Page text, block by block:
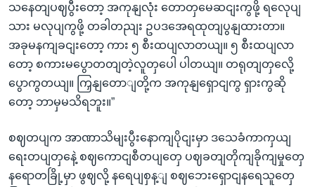
သနေတျပဈပွီးတော့ အကုနျလုံး တောတှမေဆငျးကွဖို့ ရလေုပျ
သား မလုပျကွဖို့ တခါတညျး ဥပဒအေရထုတျပွနျထားတာ။
အခုမနကျခငျးတော့ ကား ၅ စီးထပျလာတယျ။ ၅ စီးထပျလာ
တော့ စကားမပွောတတျတဲ့လူတှပေါ ပါတယျ။ တရုတျတှလေို့
ပွောကွတယျ။ ကြှနျတောျတို့က အကုနျရှောငျကွ ရှားကွဆို
တော့ ဘာမှမသိရဘူး။”
စဈတပျက အာဏာသိမျးပွီးနောကျပိုငျးမှာ ဒသေခံကာကှယျ
ရေးတပျတှနေဲ့ စဈကောငျစီတပျတှေ ပဈခတျတိုကျခိုကျမှုတှေ
နရောတခြို့မှာ ဖွဈလို့ နရေပျစှန့ျ စဈဘေးရှောငျနရေသူတှေ